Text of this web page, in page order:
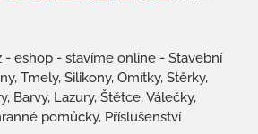
- eshop - stavíme online - Stavební
Tmely, Silikony, Omítky, Stěrky,
Barvy, Lazury, Štětce, Válečky,
pomůcky, Příslušenství